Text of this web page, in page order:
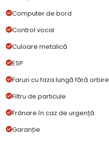
Computer de bord
Control vocal
Culoare metalică
ESP
Faruri cu faza lungă fără orbire
Filtru de particule
Frânare în caz de urgență
Garanție